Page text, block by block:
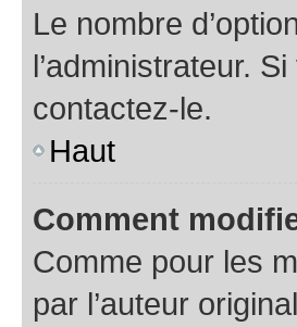
Le nombre
l’administrateur.
contactez-le.
Haut
Comment
Comme pour les
par l’auteur